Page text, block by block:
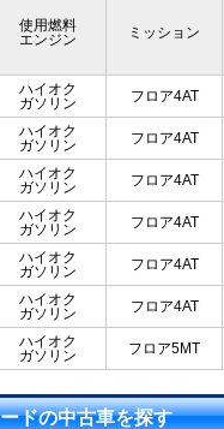
使用燃料
エンジン
ミッション
ハイオク
ガソリン
フロア4AT
ハイオク
ガソリン
フロア4AT
ハイオク
ガソリン
フロア4AT
ハイオク
ガソリン
フロア4AT
ハイオク
ガソリン
フロア4AT
ハイオク
ガソリン
フロア4AT
ハイオク
ガソリン
フロア5MT
ドの中古車を探す